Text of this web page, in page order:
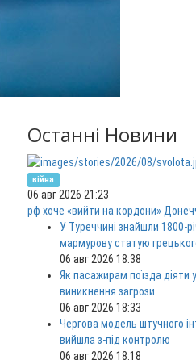
Останні Новини
війна
06 авг 2026 21:23
рф хоче «вийти на кордони»
У Туреччині знайшли 1800-
мармурову статую
06 авг 2026 18:38
Як пасажирам поїзда діяти у
виникнення загрози
06 авг 2026 18:33
Чергова модель штучного
вийшла з-під контролю
06 авг 2026 18:18